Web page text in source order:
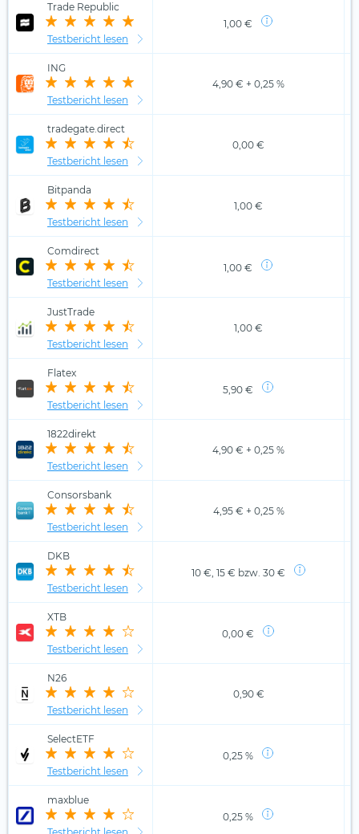
Trade Republic
Testbericht lesen
1,00 €
ING
Testbericht lesen
4,90 € + 0,25 %
tradegate.direct
Testbericht lesen
0,00 €
Bitpanda
Testbericht lesen
1,00 €
Comdirect
Testbericht lesen
1,00 €
JustTrade
Testbericht lesen
1,00 €
Flatex
Testbericht lesen
5,90 €
1822direkt
Testbericht lesen
4,90 € + 0,25 %
Consorsbank
Testbericht lesen
4,95 € + 0,25 %
DKB
Testbericht lesen
10 €, 15 € bzw. 30 €
XTB
Testbericht lesen
0,00 €
N26
Testbericht lesen
0,90 €
SelectETF
Testbericht lesen
0,25 %
maxblue
0,25 %